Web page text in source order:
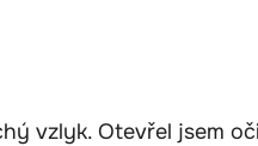
vzlyk. Otevřel jsem